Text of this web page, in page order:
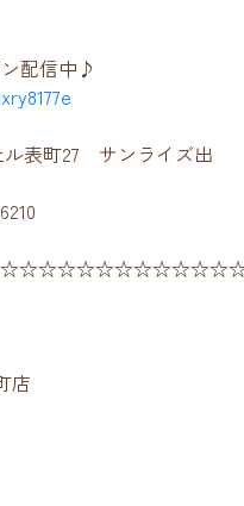
配信中♪
ル表町27 サンライズ出
店